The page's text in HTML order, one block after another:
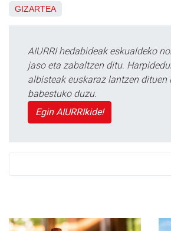
GIZARTEA
AIURRI hedabideak eskualdeko
jaso eta zabaltzen ditu.
albisteak euskaraz lantzen dituen
babestuko duzu.
Egin AIURRIkide!